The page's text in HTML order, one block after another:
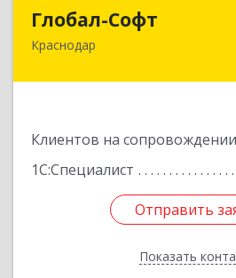
Глобал-Софт
Краснодар
Клиентов на сопровождении
1С:Специалист
Отправить
Показать
350018, Краснодарский
Отправить
Назад